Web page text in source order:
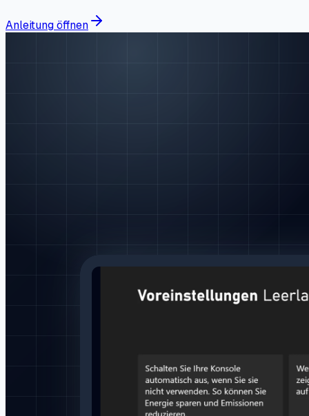
Anleitung öffnen